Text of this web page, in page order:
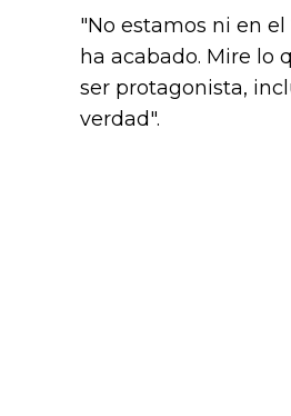
"No estamos ni en
ha acabado. Mire lo
ser protagonista,
verdad".